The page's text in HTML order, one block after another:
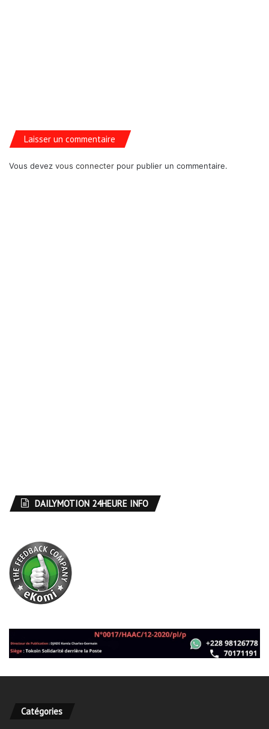
Laisser un commentaire
Vous devez vous connecter pour publier un commentaire.
DAILYMOTION 24HEURE INFO
Catégories